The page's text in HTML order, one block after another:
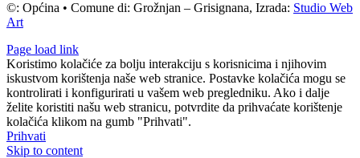
©: Općina • Comune di: Grožnjan – Grisignana, Izrada: Studio Web
Art
Page load link
Koristimo kolačiće za bolju interakciju s korisnicima i njihovim
iskustvom korištenja naše web stranice. Postavke kolačića mogu se
kontrolirati i konfigurirati u vašem web pregledniku. Ako i dalje
želite koristiti našu web stranicu, potvrdite da prihvaćate korištenje
kolačića klikom na gumb "Prihvati".
Prihvati
Skip to content